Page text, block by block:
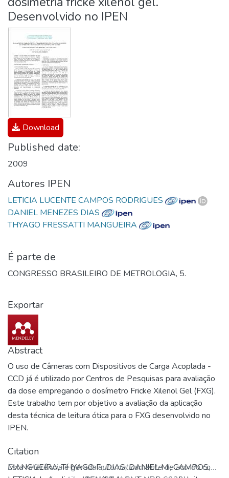
Desenvolvido no IPEN
Download
Published date:
2009
Autores IPEN
LETICIA LUCENTE CAMPOS RODRIGUES
DANIEL MENEZES DIAS
THYAGO FRESSATTI MANGUEIRA
É parte de
CONGRESSO BRASILEIRO DE METROLOGIA, 5.
Exportar
Abstract
O uso de Câmeras com Dispositivos de Carga Acoplada -
CCD já é utilizado por Centros de Pesquisas para avaliação
da dose empregando o dosímetro Fricke Xilenol Gel (FXG).
Este trabalho tem por objetivo a avaliação da aplicação
desta técnica de leitura ótica para o FXG desenvolvido no
IPEN.
Citation
MANGUEIRA, THYAGO F.; DIAS, DANIEL M.; CAMPOS,
Esta referência é gerada automaticamente de acordo com